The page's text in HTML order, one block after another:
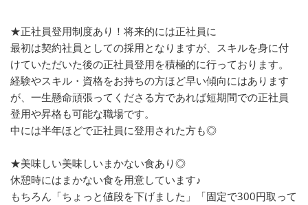
★正社員登用制度あり！将来的には正社員に
最初は契約社員としての採用となりますが、スキルを身に付
けていただいた後の正社員登用を積極的に行っております。
経験やスキル・資格をお持ちの方ほど早い傾向にはあります
が、一生懸命頑張ってくださる方であれば短期間での正社員
登用や昇格も可能な職場です。
中には半年ほどで正社員に登用された方も◎
★美味しい美味しいまかない食あり◎
休憩時にはまかない食を用意しています♪
もちろん「ちょっと値段を下げました」「固定で300円取って